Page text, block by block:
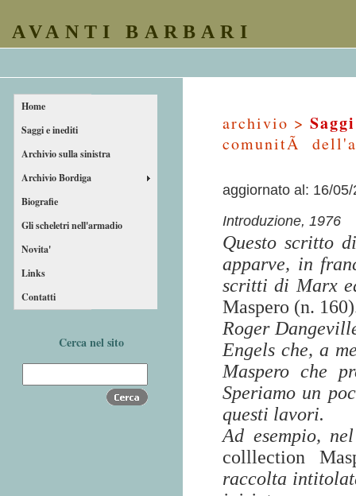
AVANTI BARBARI
Home
Saggi e inediti
Archivio sulla sinistra
Archivio Bordiga
Biografie
Gli scheletri nell'armadio
Novita'
Links
Contatti
Cerca nel sito
archivio >
comunitÃ
aggiornato al: 16/05/
Introduzione, 1976
Questo scritto
apparve, in
scritti di Marx
Maspero (n.
Roger
Engels che, a
Maspero che
Speriamo un
questi lavori.
Ad esempio,
colllection
raccolta